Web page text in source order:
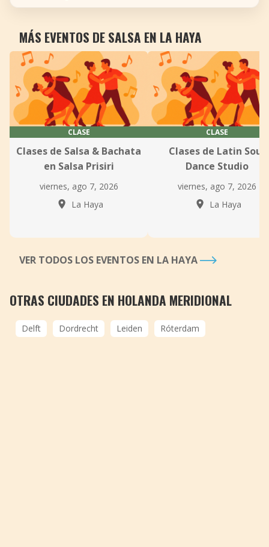
MÁS EVENTOS DE SALSA EN LA HAYA
CLASE
Clases de Salsa & Bachata
en Salsa Prisiri
viernes, ago 7, 2026
La Haya
CLASE
Clases de Latin Soul
Dance Studio
viernes, ago 7, 2026
La Haya
VER TODOS LOS EVENTOS EN LA HAYA
OTRAS CIUDADES EN HOLANDA MERIDIONAL
Delft Dordrecht Leiden Róterdam